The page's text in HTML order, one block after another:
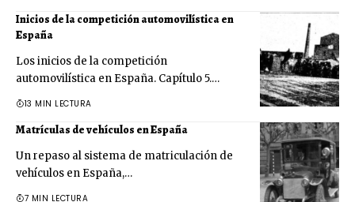
Inicios de la competición automovilística en
España
Los inicios de la competición
automovilística en España. Capítulo 5.…
13 MIN LECTURA
Matrículas de vehículos en España
Un repaso al sistema de matriculación de
vehículos en España,…
7 MIN LECTURA